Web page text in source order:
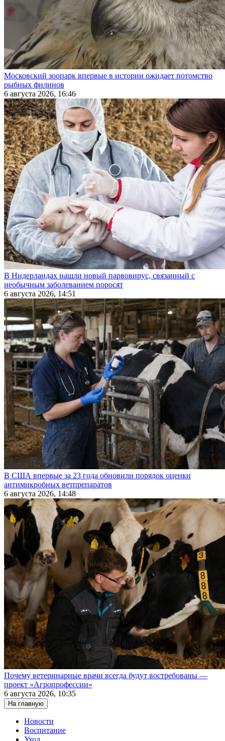
Московский зоопарк впервые в истории ожидает потомство
рыбных филинов
6 августа 2026, 16:46
В Нидерландах нашли новый парвовирус, связанный с
необычным заболеванием поросят
6 августа 2026, 14:51
В США впервые за 23 года обновили порядок оценки
антимикробных ветпрепаратов
6 августа 2026, 14:48
Почему ветеринарные врачи всегда будут востребованы —
проект «Агропрофессии»
6 августа 2026, 10:35
На главную
Новости
Воспитание